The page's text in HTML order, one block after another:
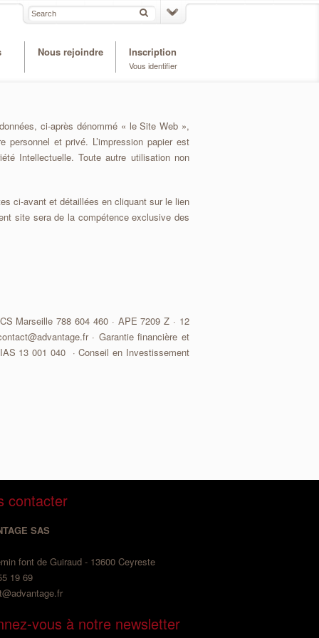
Nous rejoindre Inscription
Vous identifier
ci-après dénommé « le Site Web »,
et privé. L’impression papier est
Intellectuelle. Toute autre utilisation non
ci-avant et détaillées en cliquant sur le lien
site sera de la compétence exclusive des
Marseille 788 604 460 · APE 7209 Z · 12
· Garantie financière et
13 001 040 · Conseil en Investissement
contacter
SAS
font de Guiraud - 13600 Ceyreste
19 69
vous à notre newsletter